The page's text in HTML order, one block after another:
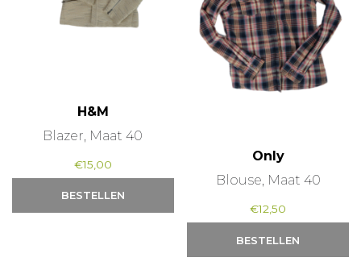
H&M
Blazer, Maat 40
€15,00
BESTELLEN
Only
Blouse, Maat 40
€12,50
BESTELLEN